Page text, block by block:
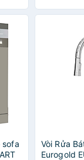
sofa
Vòi Rửa
Eurogold